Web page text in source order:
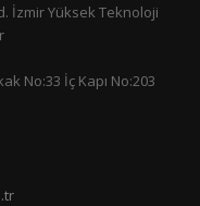
İzmir Yüksek Teknoloji
No:33 İç Kapı No:203